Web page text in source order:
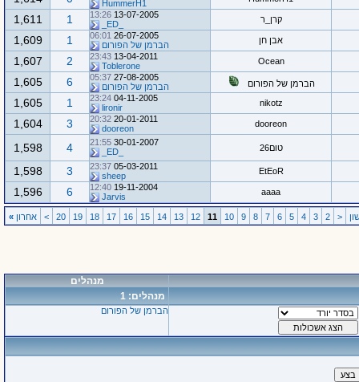
HummerH1
קרן_ר 13-07-2005
13:26
1
1,611
אבן חן 26-07-2005
06:01
הברמן של הפורום
1
1,609
Ocean
13-04-2011
23:43
Toblerone
2
1,607
הברמן של הפורום
27-08-2005
05:37
הברמן של הפורום
6
1,605
nikotz
04-11-2005
23:24
lironir
1
1,605
dooreon
20-01-2011
20:32
dooreon
3
1,604
טום26
30-01-2007
21:55
4
1,598
EtEoR
05-03-2011
23:37
sheep
3
1,598
aaaa
19-11-2004
12:40
Jarvis
6
1,596
<
2
3
4
5
6
7
8
9
10
11
12
13
14
15
16
17
18
19
20
> אחרון »
מנהלים
מנהלים: 1
הברמן של הפורום